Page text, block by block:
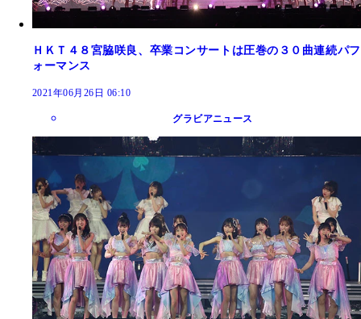
ＨＫＴ４８宮脇咲良、卒業コンサートは圧巻の３０曲連続パフ
ォーマンス
2021年06月26日 06:10
グラビアニュース